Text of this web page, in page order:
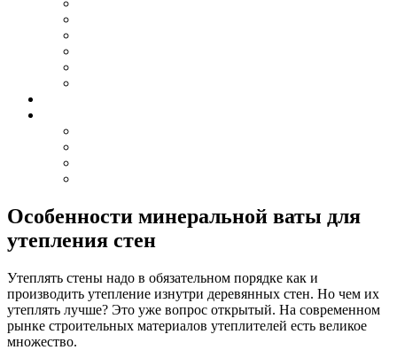
Особенности минеральной ваты для
утепления стен
Утеплять стены надо в обязательном порядке как и
производить утепление изнутри деревянных стен. Но чем их
утеплять лучше? Это уже вопрос открытый. На современном
рынке строительных материалов утеплителей есть великое
множество.